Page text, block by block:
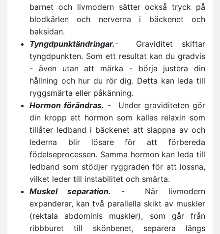
barnet och livmodern sätter också tryck på
blodkärlen och nerverna i bäckenet och
baksidan.
Tyngdpunktändringar.- Graviditet skiftar
tyngdpunkten. Som ett resultat kan du gradvis
- även utan att märka - börja justera din
hållning och hur du rör dig. Detta kan leda till
ryggsmärta eller påkänning.
Hormon förändras. - Under graviditeten gör
din kropp ett hormon som kallas relaxin som
tillåter ledband i bäckenet att slappna av och
lederna blir lösare för att förbereda
födelseprocessen. Samma hormon kan leda till
ledband som stödjer ryggraden för att lossna,
vilket leder till instabilitet och smärta.
Muskel separation. - När livmodern
expanderar, kan två parallella skikt av muskler
(rektala abdominis muskler), som går från
ribbburet till skönbenet, separera längs